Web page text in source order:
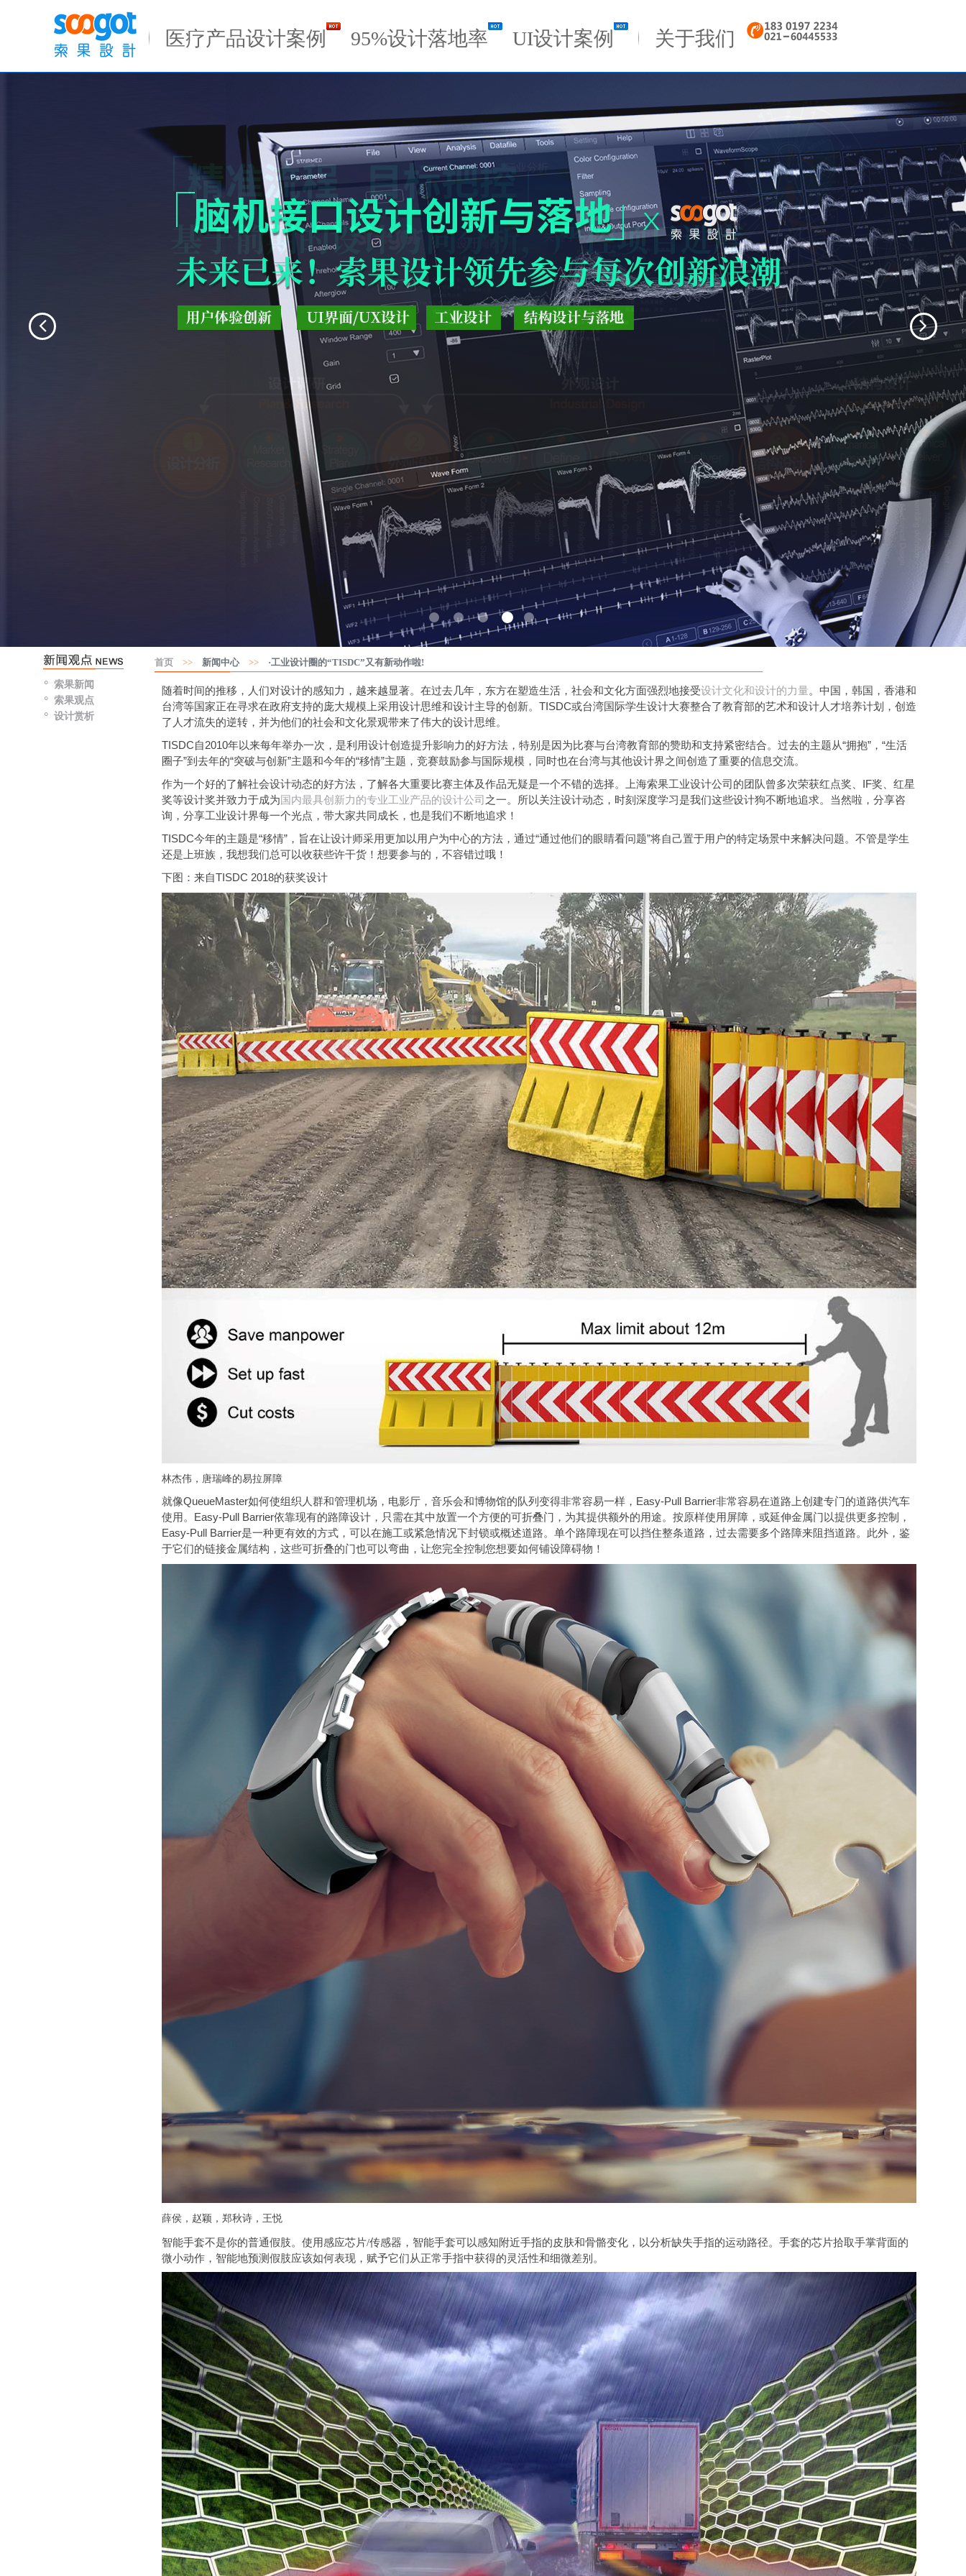
医疗产品设计案例 95%设计落地率 UI设计案例 关于我们
Previous
索果新闻
索果观点
设计赏析
首页 >>新闻中心 >>·工业设计圈的“TISDC”又有新动作啦!
随着时间的推移，人们对设计的感知力，越来越显著。在过去几年，东方在塑造生活，社会和文化方面强烈地接受设计文化和设计的力量。中国，韩国，香港和
台湾等国家正在寻求在政府支持的庞大规模上采用设计思维和设计主导的创新。TISDC或台湾国际学生设计大赛整合了教育部的艺术和设计人才培养计划，创造
了人才流失的逆转，并为他们的社会和文化景观带来了伟大的设计思维。
TISDC自2010年以来每年举办一次，是利用设计创造提升影响力的好方法，特别是因为比赛与台湾教育部的赞助和支持紧密结合。过去的主题从“拥抱”，“生活
圈子”到去年的“突破与创新”主题和今年的“移情”主题，竞赛鼓励参与国际规模，同时也在台湾与其他设计界之间创造了重要的信息交流。
作为一个好的了解社会设计动态的好方法，了解各大重要比赛主体及作品无疑是一个不错的选择。上海索果工业设计公司的团队曾多次荣获红点奖、IF奖、红星
奖等设计奖并致力于成为国内最具创新力的专业工业产品的设计公司 之一。所以关注设计动态，时刻深度学习是我们这些设计狗不断地追求。当然啦，分享咨
询，分享工业设计界每一个光点，带大家共同成长，也是我们不断地追求！
TISDC今年的主题是“移情”，旨在让设计师采用更加以用户为中心的方法，通过“通过他们的眼睛看问题”将自己置于用户的特定场景中来解决问题。不管是学生
还是上班族，我想我们总可以收获些许干货！想要参与的，不容错过哦！
下图：来自TISDC 2018的获奖设计
林杰伟，唐瑞峰的易拉屏障
就像QueueMaster如何使组织人群和管理机场，电影厅，音乐会和博物馆的队列变得非常容易一样，Easy-Pull Barrier非常容易在道路上创建专门的道路供汽车
使用。Easy-Pull Barrier依靠现有的路障设计，只需在其中放置一个方便的可折叠门，为其提供额外的用途。按原样使用屏障，或延伸金属门以提供更多控制，
Easy-Pull Barrier是一种更有效的方式，可以在施工或紧急情况下封锁或概述道路。单个路障现在可以挡住整条道路，过去需要多个路障来阻挡道路。此外，鉴
于它们的链接金属结构，这些可折叠的门也可以弯曲，让您完全控制您想要如何铺设障碍物！
薛侯，赵颖，郑秋诗，王悦
智能手套不是你的普通假肢。使用感应芯片/传感器，智能手套可以感知附近手指的皮肤和骨骼变化，以分析缺失手指的运动路径。手套的芯片拾取手掌背面的
微小动作，智能地预测假肢应该如何表现，赋予它们从正常手指中获得的灵活性和细微差别。